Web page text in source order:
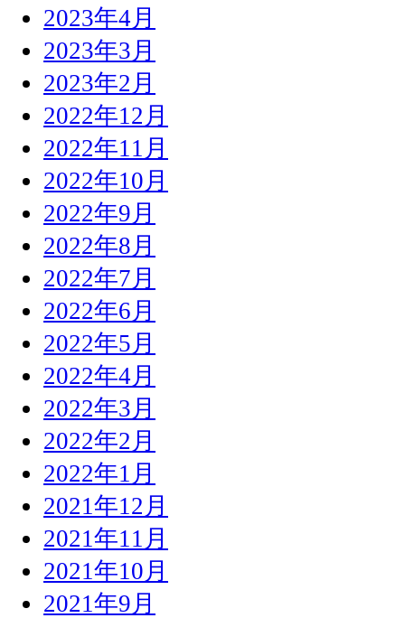
2023年4月
2023年3月
2023年2月
2022年12月
2022年11月
2022年10月
2022年9月
2022年8月
2022年7月
2022年6月
2022年5月
2022年4月
2022年3月
2022年2月
2022年1月
2021年12月
2021年11月
2021年10月
2021年9月